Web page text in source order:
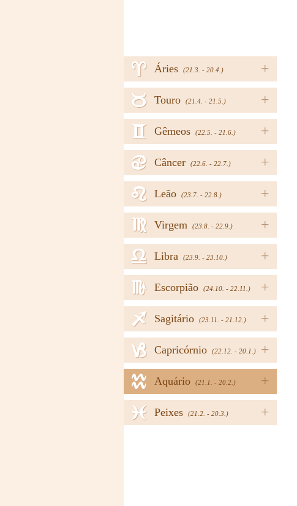
+
Áries (21.3. - 20.4.)
a
+
Touro (21.4. - 21.5.)
b
+
Gêmeos (22.5. - 21.6.)
c
+
Câncer (22.6. - 22.7.)
d
+
Leão (23.7. - 22.8.)
e
+
Virgem (23.8. - 22.9.)
f
+
Libra (23.9. - 23.10.)
g
+
Escorpião (24.10. - 22.11.)
h
+
Sagitário (23.11. - 21.12.)
i
+
Capricórnio (22.12. - 20.1.)
j
+
Aquário (21.1. - 20.2.)
k
+
Peixes (21.2. - 20.3.)
l